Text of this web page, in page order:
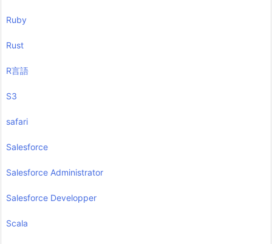
Ruby
Rust
R言語
S3
safari
Salesforce
Salesforce Administrator
Salesforce Developper
Scala